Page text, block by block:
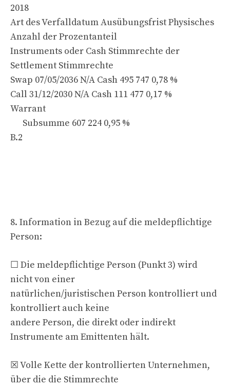
2018
Art des Verfalldatum Ausübungsfrist Physisches
Anzahl der Prozentanteil
Instruments oder Cash Stimmrechte der
Settlement Stimmrechte
Swap 07/05/2036 N/A Cash 495 747 0,78 %
Call 31/12/2030 N/A Cash 111 477 0,17 %
Warrant
Subsumme 607 224 0,95 %
B.2
8. Information in Bezug auf die meldepflichtige
Person:
☐ Die meldepflichtige Person (Punkt 3) wird
nicht von einer
natürlichen/juristischen Person kontrolliert und
kontrolliert auch keine
andere Person, die direkt oder indirekt
Instrumente am Emittenten hält.
☒ Volle Kette der kontrollierten Unternehmen,
über die die Stimmrechte